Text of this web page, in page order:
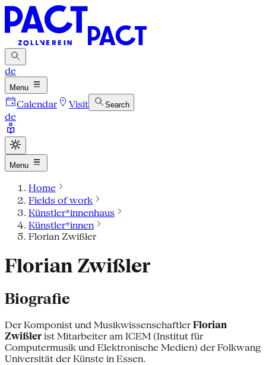
de
Menu
Calendar Visit Search
de
Menu
Home
Fields of work
Künstler*innenhaus
Künstler*innen
Florian Zwißler
Florian Zwißler
Biografie
Der Komponist und Musikwissenschaftler Florian
Zwißler ist Mitarbeiter am ICEM (Institut für
Computermusik und Elektronische Medien) der Folkwang
Universität der Künste in Essen.